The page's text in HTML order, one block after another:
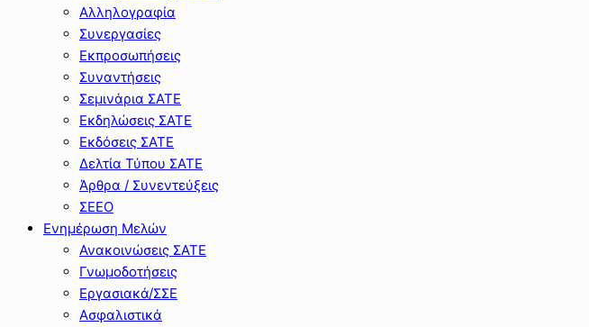
Αλληλογραφία
Συνεργασίες
Εκπροσωπήσεις
Συναντήσεις
Σεμινάρια ΣΑΤΕ
Εκδηλώσεις ΣΑΤΕ
Εκδόσεις ΣΑΤΕ
Δελτία Τύπου ΣΑΤΕ
Άρθρα / Συνεντεύξεις
ΣΕΕΟ
Ενημέρωση Μελών
Ανακοινώσεις ΣΑΤΕ
Γνωμοδοτήσεις
Εργασιακά/ΣΣΕ
Ασφαλιστικά